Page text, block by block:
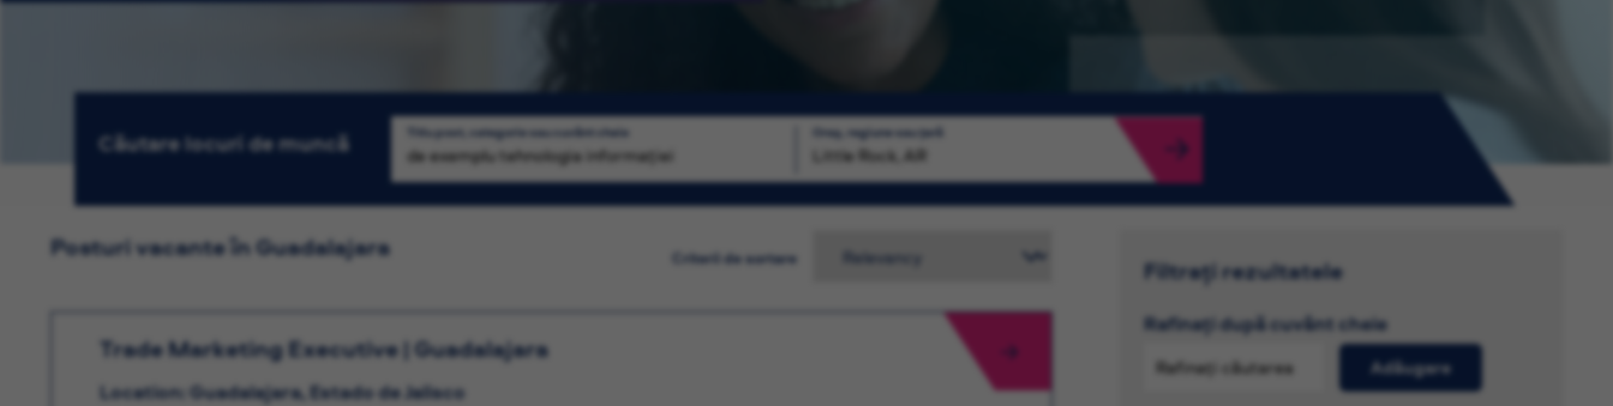
Căutare locuri de muncă Titlu post, categorie sau cuvânt cheie Oraș, regiune sau țară
Căutare
Criterii de sortare
Posturi vacante în Guadalajara
Trade Marketing Executive | Guadalajara
Location: Guadalajara, Estado de Jalisco
Filtrați rezultatele
Rafinați după cuvânt cheie
Adăugare